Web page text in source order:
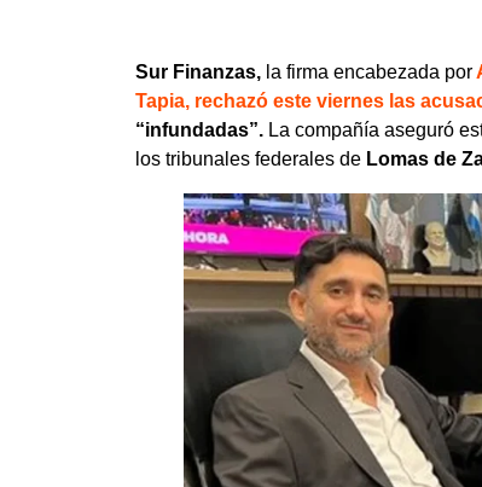
Sur Finanzas, la firma encabezada por
Tapia, rechazó este viernes las
“infundadas”. La compañía aseguró
los tribunales federales de Lomas de